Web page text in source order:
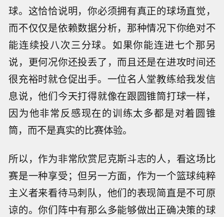
球。这恰恰说明，你必须拥有真正的球场直觉，
而不仅仅是依赖数据分析，那种情况下你绝对不
能连续投八次三分球。如果你能连进七个那另
说，更何况你还投丢了，而且还是在进攻时间还
很充裕时就仓促出手。一位名人堂教练给我发信
息说，他们今天打得就像在跟圆锥筒打球一样，
因为他非常反感现在的训练太多都是对着圆锥
筒，而不是真实的比赛体验。
所以，作为非常欣赏尼克斯斗志的人，看这场比
赛是一种享受；但另一方面，作为一个篮球纯粹
主义者来看待马刺队，他们的表现简直是不可原
谅的。你们阵中有那么多能够做出正确决策的球